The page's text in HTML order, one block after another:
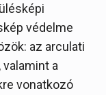
védelme
az arculati
a
vonatkozó